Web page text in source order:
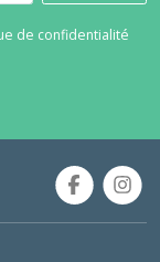
de confidentialité